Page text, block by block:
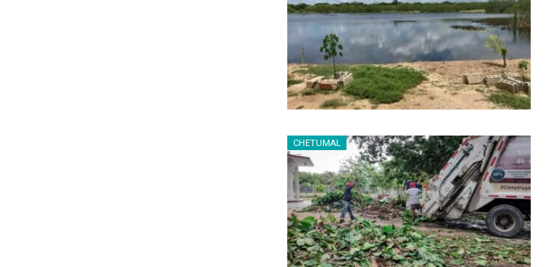
CHETUMAL